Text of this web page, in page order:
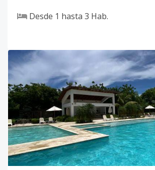
Desde 1 hasta 3 Hab.